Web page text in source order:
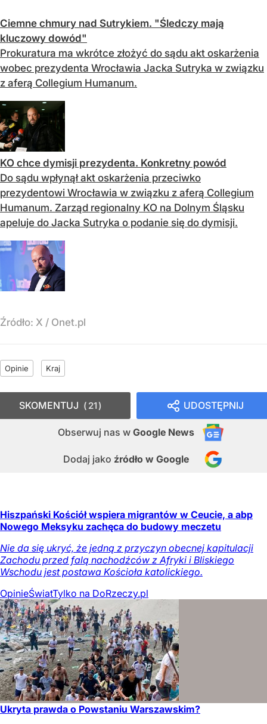
Ciemne chmury nad Sutrykiem. "Śledczy mają
kluczowy dowód"
Prokuratura ma wkrótce złożyć do sądu akt oskarżenia
wobec prezydenta Wrocławia Jacka Sutryka w związku
z aferą Collegium Humanum.
KO chce dymisji prezydenta. Konkretny powód
Do sądu wpłynął akt oskarżenia przeciwko
prezydentowi Wrocławia w związku z aferą Collegium
Humanum. Zarząd regionalny KO na Dolnym Śląsku
apeluje do Jacka Sutryka o podanie się do dymisji.
Źródło: X / Onet.pl
Opinie Kraj
UDOSTĘPNIJ
Obserwuj nas w Google News
Dodaj jako źródło w Google
SKOMENTUJ 21
Hiszpański Kościół wspiera migrantów w Ceucie, a abp
Nowego Meksyku zachęca do budowy meczetu
Nie da się ukryć, że jedną z przyczyn obecnej kapitulacji
Zachodu przed falą nachodźców z Afryki i Bliskiego
Wschodu jest postawa Kościoła katolickiego.
OpinieŚwiatTylko na DoRzeczy.pl
Ukryta prawda o Powstaniu Warszawskim?